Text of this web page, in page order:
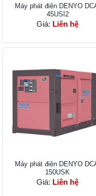
Máy phát điện DENYO
45USI2
Giá: Liên hệ
Máy phát điện DENYO
150USK
Giá: Liên hệ